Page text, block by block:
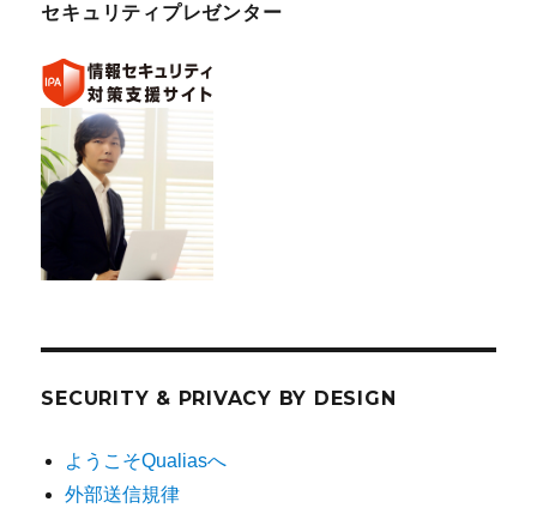
セキュリティプレゼンター
SECURITY & PRIVACY BY DESIGN
ようこそQualiasへ
外部送信規律